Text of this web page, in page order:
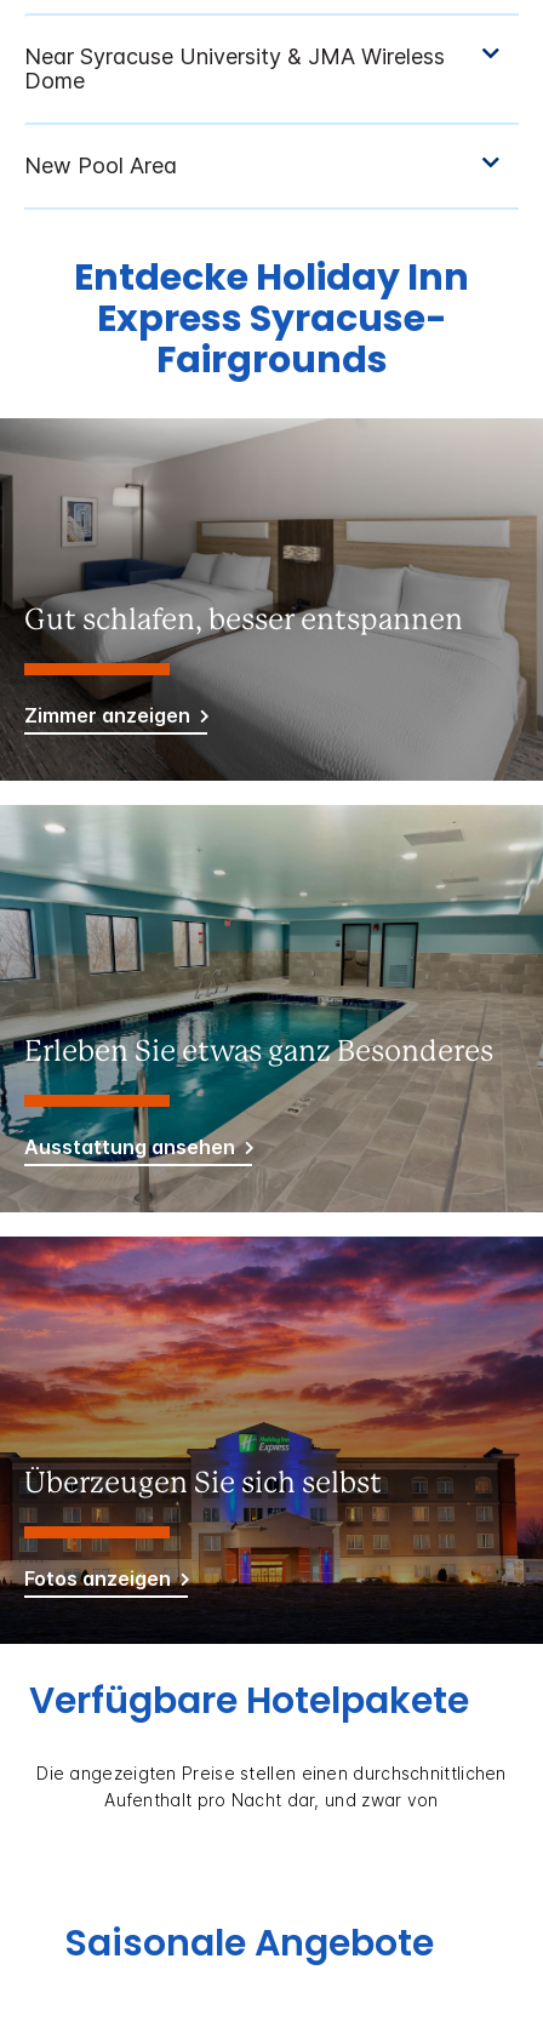
EntdeckeHoliday Inn
ExpressSyracuse-
Fairgrounds
Gut schlafen, besser entspannen
Zimmer anzeigen
Erleben Sie etwas ganz Besonderes
Ausstattung ansehen
Überzeugen Sie sich selbst
Fotos anzeigen
Verfügbare Hotelpakete
Die angezeigten Preise stellen einen durchschnittlichen
Aufenthalt pro Nacht dar, und zwar von
Saisonale Angebote